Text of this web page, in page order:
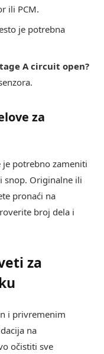
ili PCM.
je potrebna
A circuit open?
za
je potrebno zameniti
snop. Originalne ili
pronaći na
broj dela i
za
i privremenim
na
očistiti sve